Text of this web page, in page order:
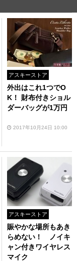
アスキーストア
外出はこれ1つでO
K！ 財布付きショル
ダーバッグが1万円
2017年10月24日 10:00
アスキーストア
賑やかな場所もあき
らめない！ ノイキ
ャン付きワイヤレス
マイク